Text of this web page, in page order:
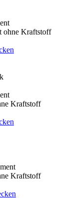
ohne Kraftstoff
Kraftstoff
Kraftstoff